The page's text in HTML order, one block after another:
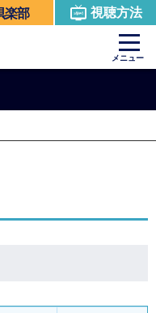
楽部 視聴方法
メニュー